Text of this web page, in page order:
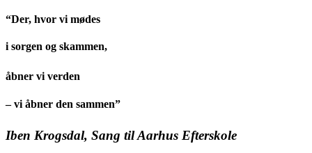
“Der, hvor vi mødes
i sorgen og skammen,
åbner vi verden
– vi åbner den sammen”
Iben Krogsdal, Sang til Aarhus Efterskole